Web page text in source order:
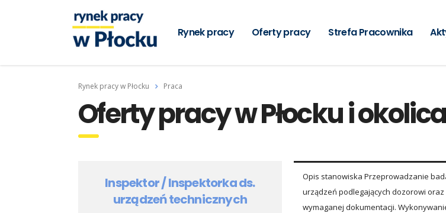
Rynek pracy Oferty pracy Strefa Pracownika
Rynek pracy w Płocku Praca
Oferty pracy w Płocku i
Inspektor / Inspektorka ds.
urządzeń technicznych
Opis stanowiska Przeprowadzanie
urządzeń podlegających dozorowi
wymaganej dokumentacji.